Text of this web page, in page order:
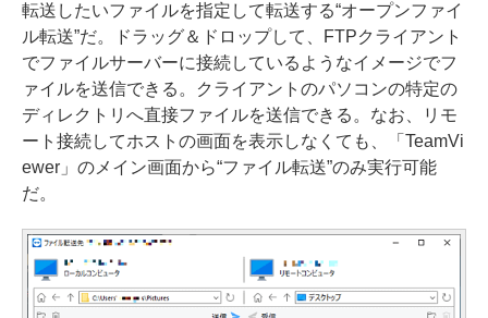
転送したいファイルを指定して転送する“オープンファイ
ル転送”だ。ドラッグ＆ドロップして、FTPクライアント
でファイルサーバーに接続しているようなイメージでフ
ァイルを送信できる。クライアントのパソコンの特定の
ディレクトリへ直接ファイルを送信できる。なお、リモ
ート接続してホストの画面を表示しなくても、「TeamVi
ewer」のメイン画面から“ファイル転送”のみ実行可能
だ。